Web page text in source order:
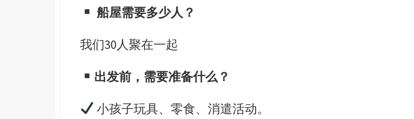
船屋需要多少人？
我们30人聚在一起
出发前，需要准备什么？
小孩子玩具、零食、消遣活动。